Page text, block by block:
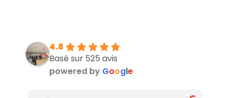
4.8
Basé sur 525 avis
powered by Google